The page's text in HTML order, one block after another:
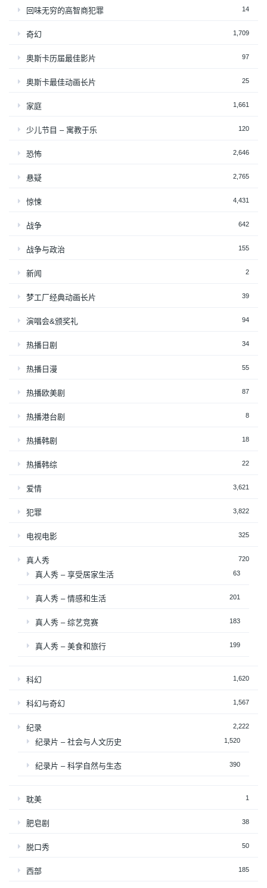
回味无穷的高智商犯罪 14
奇幻 1,709
奥斯卡历届最佳影片 97
奥斯卡最佳动画长片 25
家庭 1,661
少儿节目 – 寓教于乐 120
恐怖 2,646
悬疑 2,765
惊悚 4,431
战争 642
战争与政治 155
新闻 2
梦工厂经典动画长片 39
演唱会&颁奖礼 94
热播日剧 34
热播日漫 55
热播欧美剧 87
热播港台剧 8
热播韩剧 18
热播韩综 22
爱情 3,621
犯罪 3,822
电视电影 325
真人秀 720
真人秀 – 享受居家生活 63
真人秀 – 情感和生活 201
真人秀 – 综艺竞赛 183
真人秀 – 美食和旅行 199
科幻 1,620
科幻与奇幻 1,567
纪录 2,222
纪录片 – 社会与人文历史 1,520
纪录片 – 科学自然与生态 390
耽美 1
肥皂剧 38
脱口秀 50
西部 185